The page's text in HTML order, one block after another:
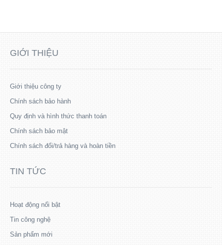
GIỚI THIỆU
Giới thiệu công ty
Chính sách bảo hành
Quy định và hình thức thanh toán
Chính sách bảo mật
Chính sách đổi/trả hàng và hoàn tiền
TIN TỨC
Hoạt động nổi bật
Tin công nghệ
Sản phẩm mới